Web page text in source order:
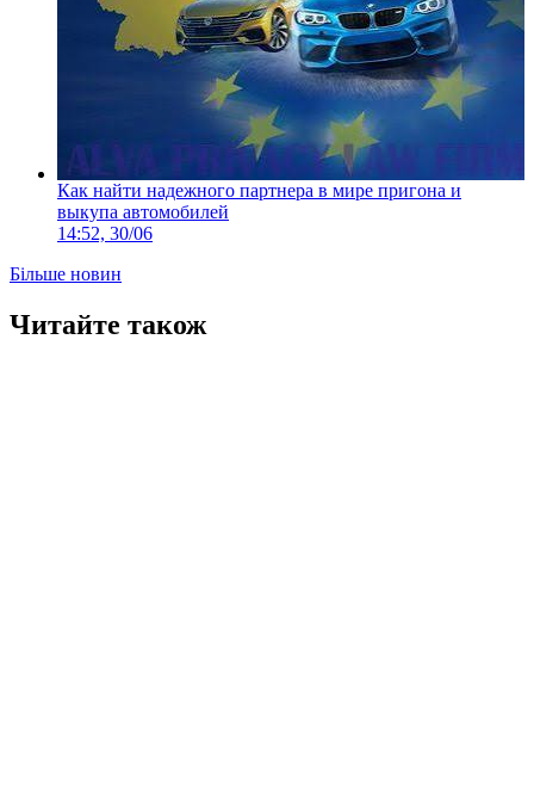
Как найти надежного партнера в мире пригона и
выкупа автомобилей
14:52, 30/06
Більше новин
Читайте також